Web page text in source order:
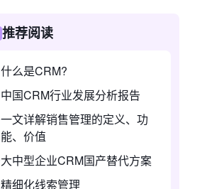
推荐阅读
什么是CRM?
中国CRM行业发展分析报告
一文详解销售管理的定义、功
能、价值
大中型企业CRM国产替代方案
精细化线索管理